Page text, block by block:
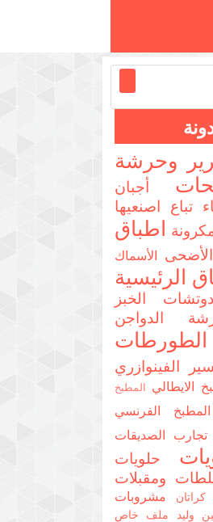
وحرشة
أجبان
تباع اصنعيها
اطباق
الأسماك
الرئيسية
الخبز
الدواجن
الطورطات
الفينوازري
الايطالي المطبخ
المطبخ الفرنسي
تجارب الصديقات
حلويات
ومقبلات
كراتان مشروبات
وليد ملف خاص